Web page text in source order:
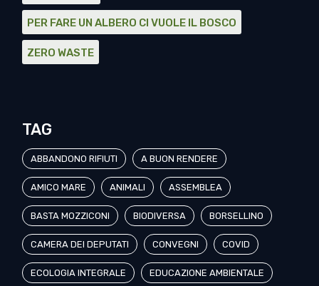
PER FARE UN ALBERO CI VUOLE IL BOSCO
ZERO WASTE
TAG
ABBANDONO RIFIUTI A BUON RENDERE
AMICO MARE ANIMALI ASSEMBLEA
BASTA MOZZICONI BIODIVERSA BORSELLINO
CAMERA DEI DEPUTATI CONVEGNI COVID
ECOLOGIA INTEGRALE EDUCAZIONE AMBIENTALE